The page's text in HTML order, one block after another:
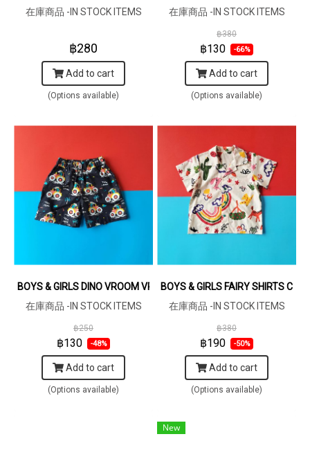
在庫商品 -IN STOCK ITEMS
฿280
Add to cart
(Options available)
在庫商品 -IN STOCK ITEMS
฿380
฿130 -66%
Add to cart
(Options available)
BOYS & GIRLS DINO VROOM VROOM ELASTIC WAISTBAND
在庫商品 -IN STOCK ITEMS
฿250
฿130 -48%
Add to cart
(Options available)
BOYS & GIRLS FAIRY SHIRTS
在庫商品 -IN STOCK ITEMS
฿380
฿190 -50%
Add to cart
(Options available)
New